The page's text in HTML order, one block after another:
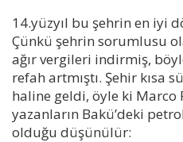
14.yüzyıl bu şehrin en iyi
Çünkü şehrin sorumlusu
ağır vergileri indirmiş,
refah artmıştı. Şehir kısa
haline geldi, öyle ki Marco
yazanların Bakü’deki
olduğu düşünülür: